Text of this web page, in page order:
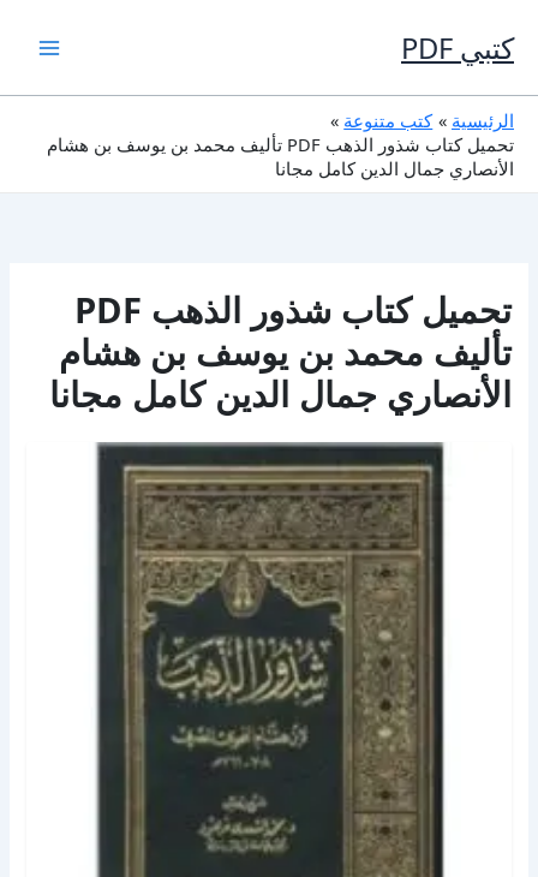
إلى
المحتوى
كتبي PDF
الرئيسية
كتب متنوعة
تحميل كتاب شذور الذهب PDF تأليف محمد بن يوسف بن هشام
الأنصاري جمال الدين كامل مجانا
تحميل كتاب شذور الذهب PDF
تأليف محمد بن يوسف بن هشام
الأنصاري جمال الدين كامل مجانا